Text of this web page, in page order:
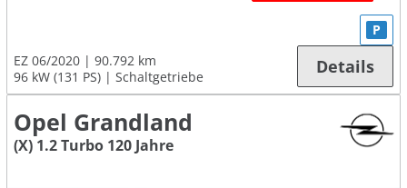
EZ 06/2020
90.792 km
96 kW (131 PS)
Schaltgetriebe
P
Details
Opel Grandland
(X) 1.2 Turbo 120 Jahre